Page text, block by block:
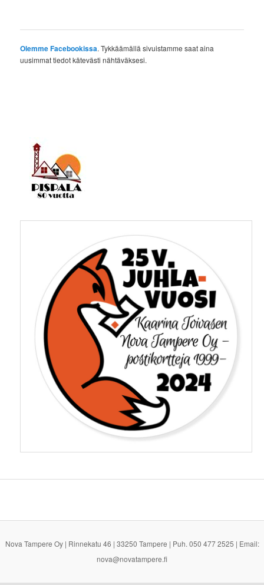
Olemme Facebookissa. Tykkäämällä sivuistamme saat aina
uusimmat tiedot kätevästi nähtäväksesi.
Nova Tampere Oy | Rinnekatu 46 | 33250 Tampere | Puh. 050 477 2525 | Email:
nova@novatampere.fi